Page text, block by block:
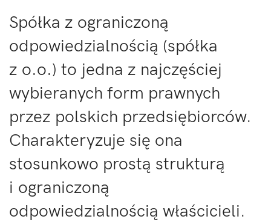
Spółka z ograniczoną
odpowiedzialnością (spółka
z o.o.) to jedna z najczęściej
wybieranych form prawnych
przez polskich przedsiębiorców.
Charakteryzuje się ona
stosunkowo prostą strukturą
i ograniczoną
odpowiedzialnością właścicieli.